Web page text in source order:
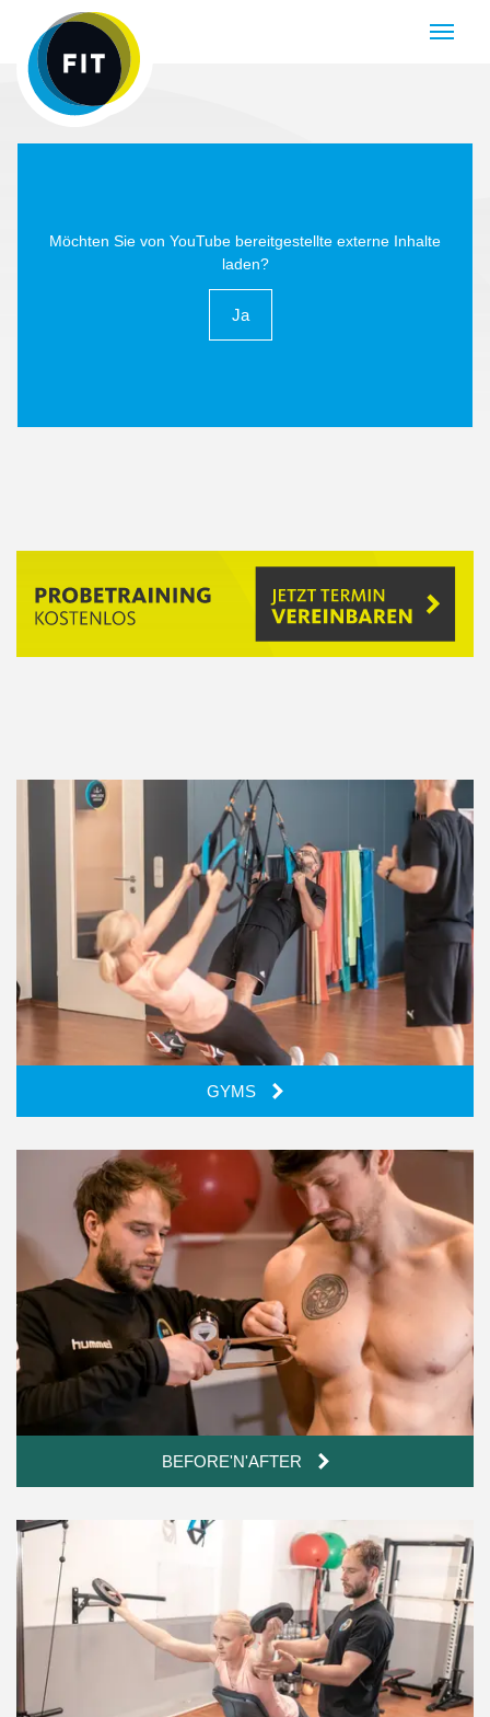
öffnen
Möchten Sie von YouTube bereitgestellte externe Inhalte
laden?
Ja
GYMS
BEFORE'N'AFTER